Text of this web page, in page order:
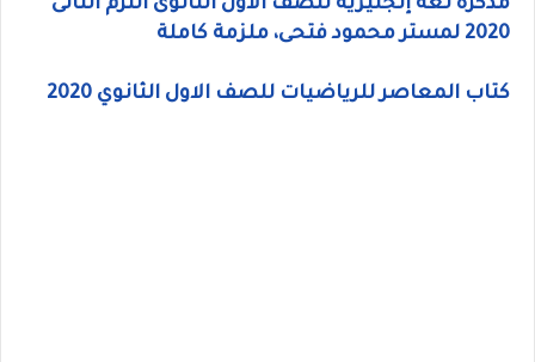
مذكرة لغة إنجليزية للصف الاول الثانوى الترم الثانى
2020 لمستر محمود فتحى، ملزمة كاملة
كتاب المعاصر للرياضيات للصف الاول الثانوي 2020